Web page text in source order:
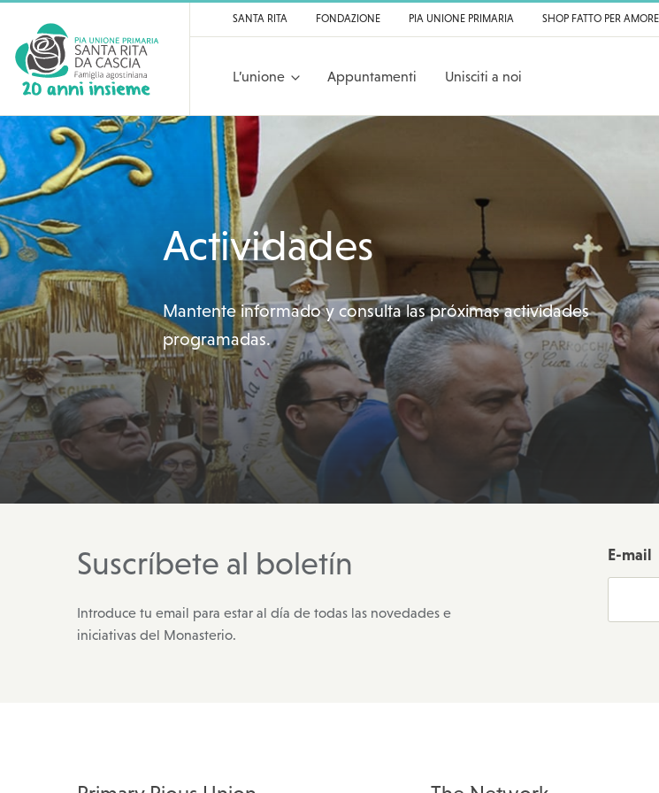
Pia Unione Primaria
SANTA RITA FONDAZIONE PIA UNIONE PRIMARIA SHOP FATTO PER AMORE
L’unione Appuntamenti Unisciti a noi
Actividades
Mantente informado y consulta las próximas actividades
programadas.
Suscríbete al boletín
Introduce tu email para estar al día de todas las novedades e
iniciativas del Monasterio.
E-mail